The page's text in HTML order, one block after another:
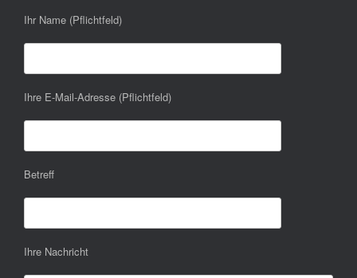
Ihr Name (Pflichtfeld)
Ihre E-Mail-Adresse (Pflichtfeld)
Betreff
Ihre Nachricht